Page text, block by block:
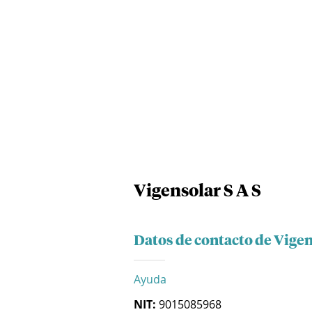
Vigensolar S A S
Datos de contacto de
Ayuda
NIT: 9015085968